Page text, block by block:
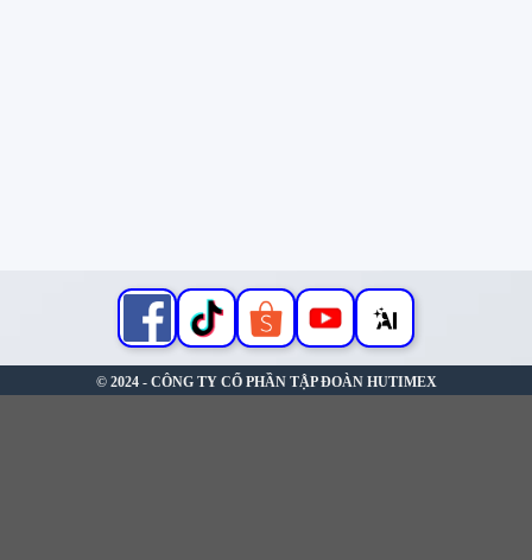
© 2024 - CÔNG TY CỔ PHẦN TẬP ĐOÀN HUTIMEX